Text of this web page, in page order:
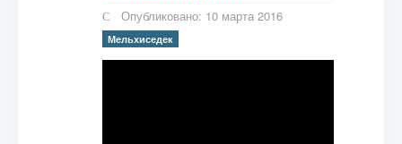
Опубликовано: 10 марта 2016
Мельхиседек